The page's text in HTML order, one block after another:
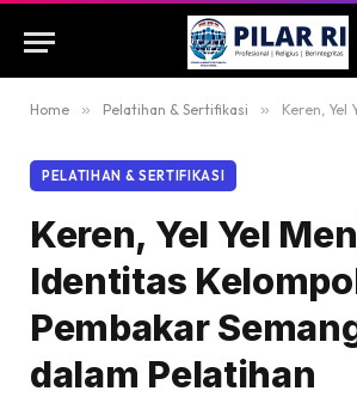
Home » Pelatihan & Sertifikasi » Keren, Yel Yel Menjadi
PELATIHAN & SERTIFIKASI
Keren, Yel Yel
Identitas
Pembakar
dalam Pelatihan